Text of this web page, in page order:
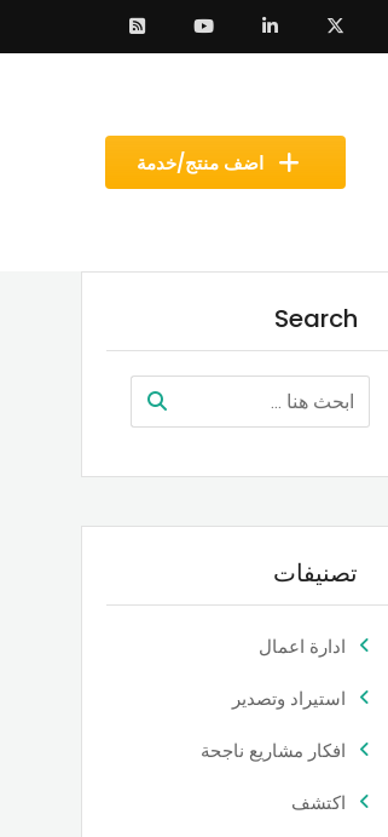
اضف منتج/خدمة
Search
تصنيفات
ادارة اعمال
استيراد وتصدير
افكار مشاريع ناجحة
اكتشف